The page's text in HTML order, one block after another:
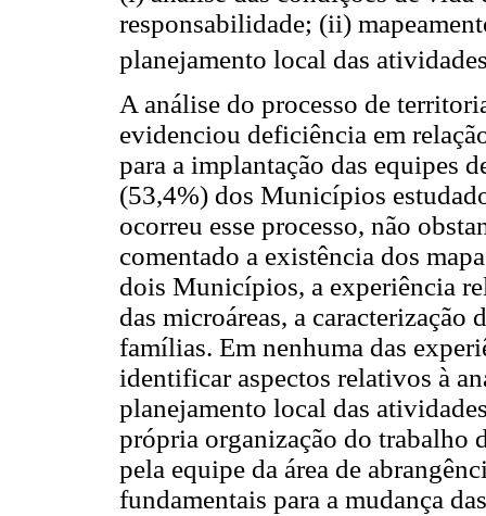
responsabilidade; (ii)
planejamento local das
A análise do processo de
evidenciou deficiência em
para a implantação das equipes
(53,4%) dos Municípios
ocorreu esse processo, não
comentado a existência dos
dois Municípios, a experiência
das microáreas, a
famílias. Em nenhuma das
identificar aspectos relativos à
planejamento local das
própria organização do trabalho
pela equipe da área de
fundamentais para a mudança